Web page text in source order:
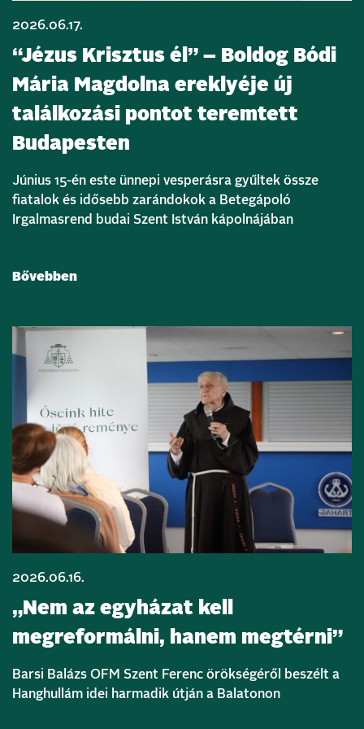
2026.06.17.
“Jézus Krisztus él” – Boldog Bódi
Mária Magdolna ereklyéje új
találkozási pontot teremtett
Budapesten
Június 15-én este ünnepi vesperásra gyűltek össze
fiatalok és idősebb zarándokok a Betegápoló
Irgalmasrend budai Szent István kápolnájában
Bővebben
2026.06.16.
„Nem az egyházat kell
megreformálni, hanem megtérni”
Barsi Balázs OFM Szent Ferenc örökségéről beszélt a
Hanghullám idei harmadik útján a Balatonon